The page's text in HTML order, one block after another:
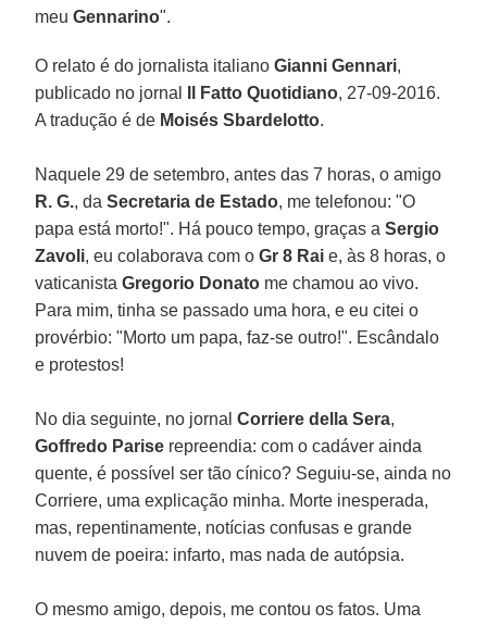
meuGennarino".
O relato é do jornalista italianoGianni Gennari,
publicado no jornal
Il Fatto Quotidiano, 27-09-2016.
A tradução é de Moisés Sbardelotto.
Naquele 29 de setembro, antes das 7 horas, o amigo
R. G., daSecretaria de Estado, me telefonou: "O
papa está morto!". Há pouco tempo, graças aSergio
Zavoli, eu colaborava com oGr 8 Rai e, às 8 horas, o
vaticanistaGregorio Donato me chamou ao vivo.
Para mim, tinha se passado uma hora, e eu citei o
provérbio: "Morto um papa, faz-se outro!". Escândalo
e protestos!
No dia seguinte, no jornalCorriere della Sera,
Goffredo Parise repreendia: com o cadáver ainda
quente, é possível ser tão cínico? Seguiu-se, ainda no
Corriere, uma explicação minha. Morte inesperada,
mas, repentinamente, notícias confusas e grande
nuvem de poeira: infarto, mas nada de autópsia.
O mesmo amigo, depois, me contou os fatos. Uma